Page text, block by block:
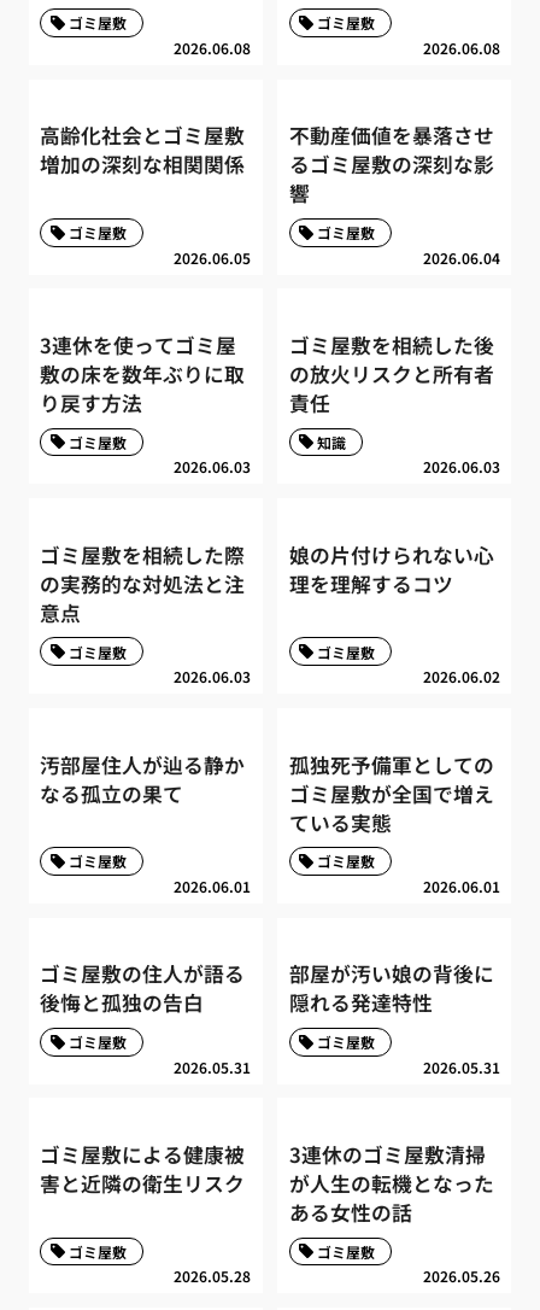
2026.06.08
ゴミ屋敷
2026.06.08
ゴミ屋敷
高齢化社会とゴミ屋敷
増加の深刻な相関関係
2026.06.05
ゴミ屋敷
不動産価値を暴落させ
るゴミ屋敷の深刻な影
響
2026.06.04
ゴミ屋敷
3連休を使ってゴミ屋
敷の床を数年ぶりに取
り戻す方法
2026.06.03
ゴミ屋敷
ゴミ屋敷を相続した後
の放火リスクと所有者
責任
2026.06.03
知識
ゴミ屋敷を相続した際
の実務的な対処法と注
意点
2026.06.03
ゴミ屋敷
娘の片付けられない心
理を理解するコツ
2026.06.02
ゴミ屋敷
汚部屋住人が辿る静か
なる孤立の果て
2026.06.01
ゴミ屋敷
孤独死予備軍としての
ゴミ屋敷が全国で増え
ている実態
2026.06.01
ゴミ屋敷
ゴミ屋敷の住人が語る
後悔と孤独の告白
2026.05.31
ゴミ屋敷
部屋が汚い娘の背後に
隠れる発達特性
2026.05.31
ゴミ屋敷
ゴミ屋敷による健康被
害と近隣の衛生リスク
2026.05.28
ゴミ屋敷
3連休のゴミ屋敷清掃
が人生の転機となった
ある女性の話
2026.05.26
ゴミ屋敷